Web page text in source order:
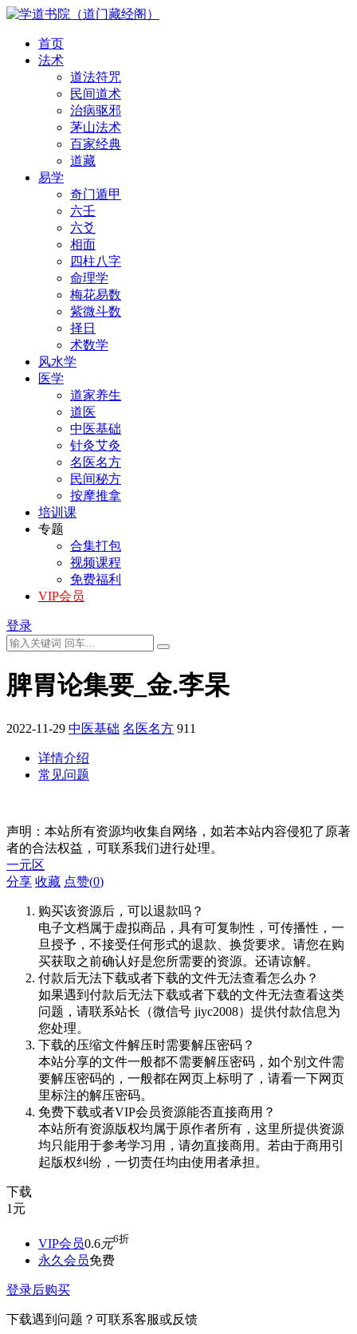
首页
法术
道法符咒
民间道术
治病驱邪
茅山法术
百家经典
道藏
易学
奇门遁甲
六壬
六爻
相面
四柱八字
命理学
梅花易数
紫微斗数
择日
术数学
风水学
医学
道家养生
道医
中医基础
针灸艾灸
名医名方
民间秘方
按摩推拿
培训课
专题
合集打包
视频课程
免费福利
VIP会员
登录
脾胃论集要_金.李杲
2022-11-29 中医基础 名医名方 911
详情介绍
常见问题
声明：本站所有资源均收集自网络，如若本站内容侵犯了原著
者的合法权益，可联系我们进行处理。
一元区
分享 收藏 点赞(0)
购买该资源后，可以退款吗？
电子文档属于虚拟商品，具有可复制性，可传播性，一
旦授予，不接受任何形式的退款、换货要求。请您在购
买获取之前确认好是您所需要的资源。还请谅解。
付款后无法下载或者下载的文件无法查看怎么办？
如果遇到付款后无法下载或者下载的文件无法查看这类
问题，请联系站长（微信号 jiyc2008）提供付款信息为
您处理。
下载的压缩文件解压时需要解压密码？
本站分享的文件一般都不需要解压密码，如个别文件需
要解压密码的，一般都在网页上标明了，请看一下网页
里标注的解压密码。
免费下载或者VIP会员资源能否直接商用？
本站所有资源版权均属于原作者所有，这里所提供资源
均只能用于参考学习用，请勿直接商用。若由于商用引
起版权纠纷，一切责任均由使用者承担。
下载
1 元
VIP会员0.6元6折
永久会员免费
登录后购买
下载遇到问题？可联系客服或反馈